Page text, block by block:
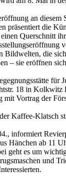
an diesem
präsentiert die
Querschnitt
Bildwelten, die
– sie eröffnen
für
18 in Kolkwitz
mit Vortrag der
Kaffee-Klatsch
informiert
Hänchen ab 11
geht es um
und